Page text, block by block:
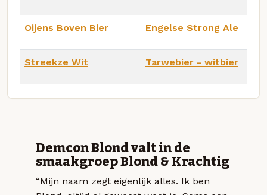
Oijens Boven Bier Engelse Strong Ale
Streekze Wit Tarwebier - witbier
Demcon Blond valt in de
smaakgroep Blond & Krachtig
“Mijn naam zegt eigenlijk alles. Ik ben